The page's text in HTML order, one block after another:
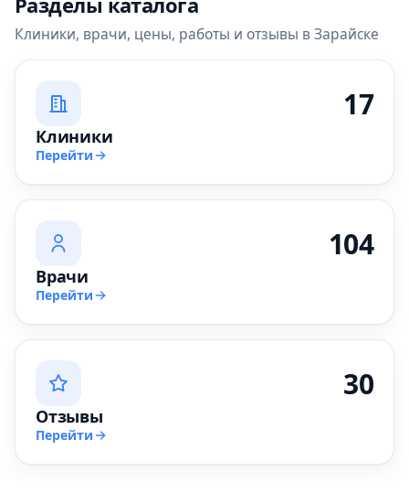
Клиники, врачи, цены, работы и отзывы в Зарайске
17
Клиники
Перейти
104
Врачи
Перейти
30
Отзывы
Перейти